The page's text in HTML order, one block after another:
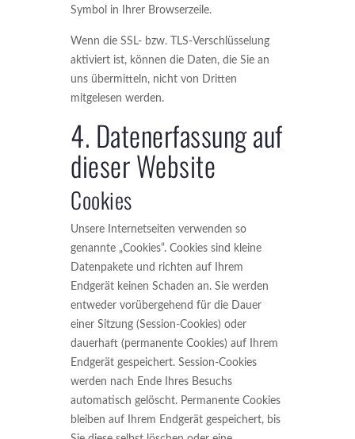
Symbol in Ihrer Browserzeile.
Wenn die SSL- bzw. TLS-Verschlüsselung
aktiviert ist, können die Daten, die Sie an
uns übermitteln, nicht von Dritten
mitgelesen werden.
4. Datenerfassung auf
dieser Website
Cookies
Unsere Internetseiten verwenden so
genannte „Cookies“. Cookies sind kleine
Datenpakete und richten auf Ihrem
Endgerät keinen Schaden an. Sie werden
entweder vorübergehend für die Dauer
einer Sitzung (Session-Cookies) oder
dauerhaft (permanente Cookies) auf Ihrem
Endgerät gespeichert. Session-Cookies
werden nach Ende Ihres Besuchs
automatisch gelöscht. Permanente Cookies
bleiben auf Ihrem Endgerät gespeichert, bis